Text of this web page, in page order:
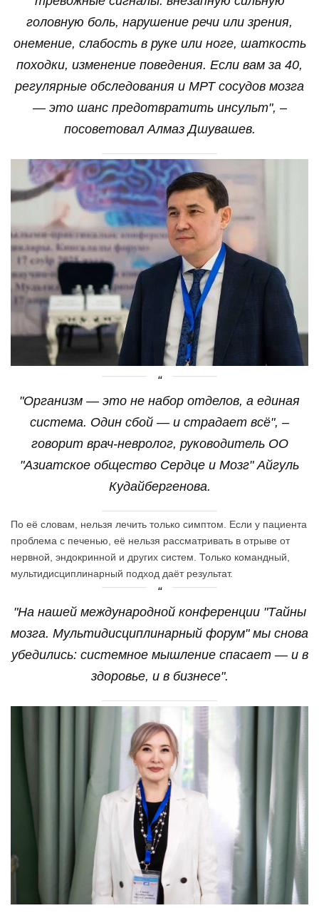
головную боль, нарушение речи или зрения,
онемение, слабость в руке или ноге, шаткость
походки, изменение поведения. Если вам за 40,
регулярные обследования и МРТ сосудов мозга
— это шанс предотвратить инсульт", –
посоветовал Алмаз Дшувашев.
"Организм — это не набор отделов, а единая
система. Один сбой — и страдает всё", –
говорит врач-невролог, руководитель ОО
"Азиатское общество Сердце и Мозг" Айгуль
Кудайбергенова.
По её словам, нельзя лечить только симптом. Если у пациента
проблема с печенью, её нельзя рассматривать в отрыве от
нервной, эндокринной и других систем. Только командный,
мультидисциплинарный подход даёт результат.
"На нашей международной конференции "Тайны
мозга. Мультидисциплинарный форум" мы снова
убедились: системное мышление спасает — и в
здоровье, и в бизнесе".